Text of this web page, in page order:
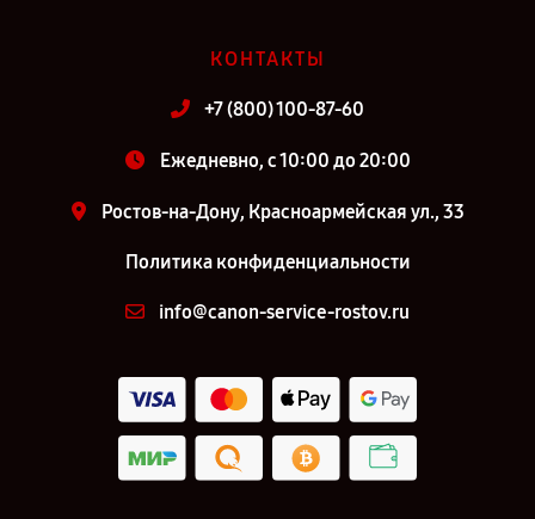
КОНТАКТЫ
+7 (800) 100-87-60
Ежедневно, с 10:00 до 20:00
Ростов-на-Дону, Красноармейская ул., 33
Политика конфиденциальности
info@canon-service-rostov.ru